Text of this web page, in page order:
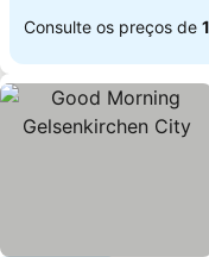
Consulte os preços de